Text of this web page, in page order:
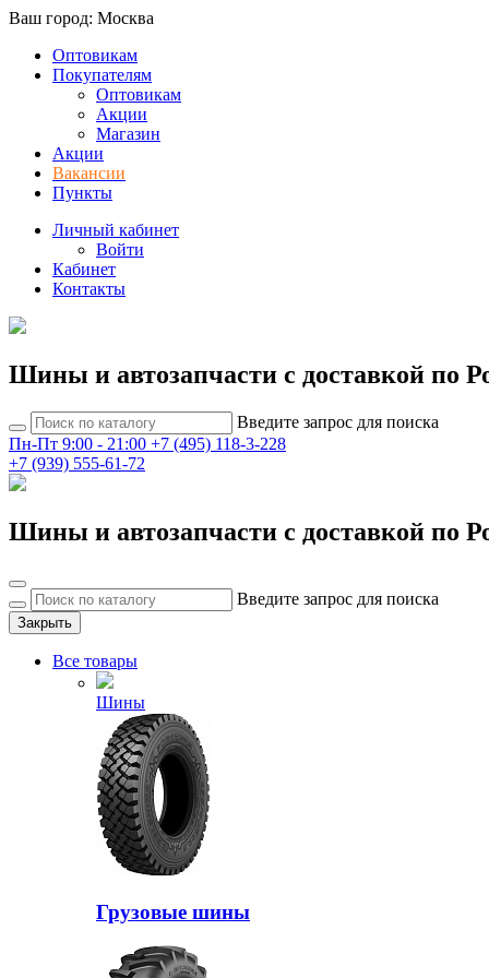
Ваш город: Москва
Оптовикам
Покупателям
Оптовикам
Акции
Магазин
Акции
Вакансии
Пункты
Личный кабинет
Войти
Кабинет
Контакты
Шины и автозапчасти с доставкой по
Введите запрос для поиска
Пн-Пт 9:00 - 21:00 +7 (495) 118-3-228
+7 (939) 555-61-72
Шины и автозапчасти с доставкой по
Введите запрос для поиска
Закрыть
Все товары
Шины
Грузовые шины